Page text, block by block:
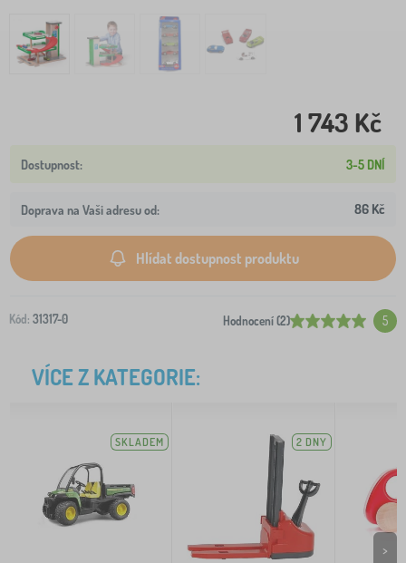
1 743 Kč
3-5 DNÍ
Doprava na Vaši adresu od: 86 Kč
Hlídat dostupnost produktu
Kód: 31317-0 Hodnocení (2) 5
VÍCE Z KATEGORIE:
SKLADEM 2 DNY
>